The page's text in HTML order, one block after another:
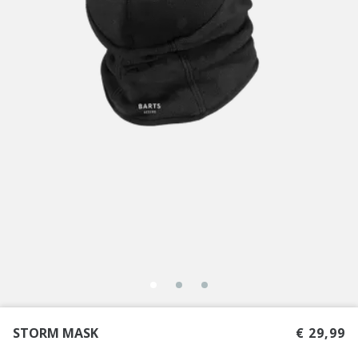
STORM MASK
€ 29,99